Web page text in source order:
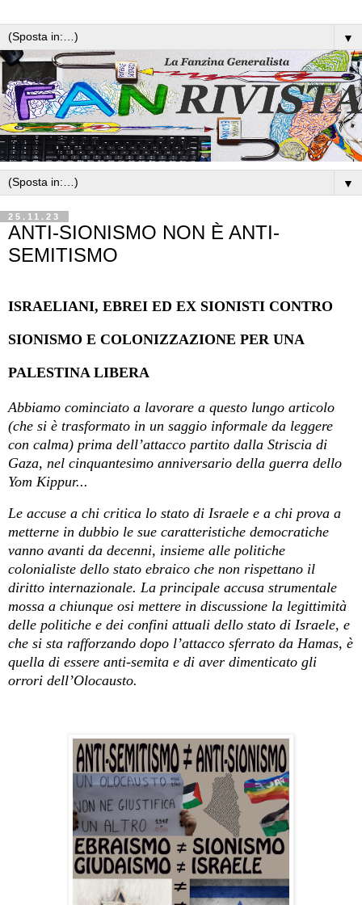
▼
▼
25.11.23
ANTI-SIONISMO NON È ANTI-
SEMITISMO
ISRAELIANI, EBREI ED EX SIONISTI CONTRO
SIONISMO E COLONIZZAZIONE PER UNA
PALESTINA LIBERA
Abbiamo cominciato a lavorare a questo lungo articolo
(che si è trasformato in un saggio informale da leggere
con calma) prima dell’attacco partito dalla Striscia di
Gaza, nel cinquantesimo anniversario della guerra dello
Yom Kippur...
Le accuse a chi critica lo stato di Israele e a chi prova a
metterne in dubbio le sue caratteristiche democratiche
vanno avanti da decenni, insieme alle politiche
colonialiste dello stato ebraico che non rispettano il
diritto internazionale. La principale accusa strumentale
mossa a chiunque osi mettere in discussione la legittimità
delle politiche e dei confini attuali dello stato di Israele, e
che si sta rafforzando dopo l’attacco sferrato da Hamas, è
quella di essere anti-semita e di aver dimenticato gli
orrori dell’Olocausto.